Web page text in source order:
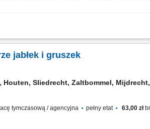
kwiatów i cebulek; Przygotowywanie
przy zbiorze jabłek i gruszek
Houten, Sliedrecht, Zaltbommel,
tymczasową / agencyjna pełny etat 63,00 zł